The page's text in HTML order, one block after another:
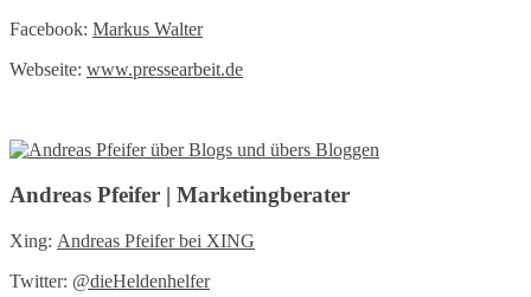
Facebook: Markus Walter
Webseite: www.pressearbeit.de
Andreas Pfeifer | Marketingberater
Xing: Andreas Pfeifer bei XING
Twitter: @dieHeldenhelfer